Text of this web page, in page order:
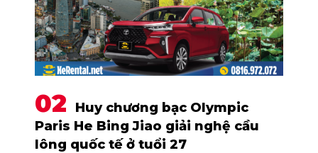
Huy chương bạc Olympic
Paris He Bing Jiao giải nghệ cầu
lông quốc tế ở tuổi 27